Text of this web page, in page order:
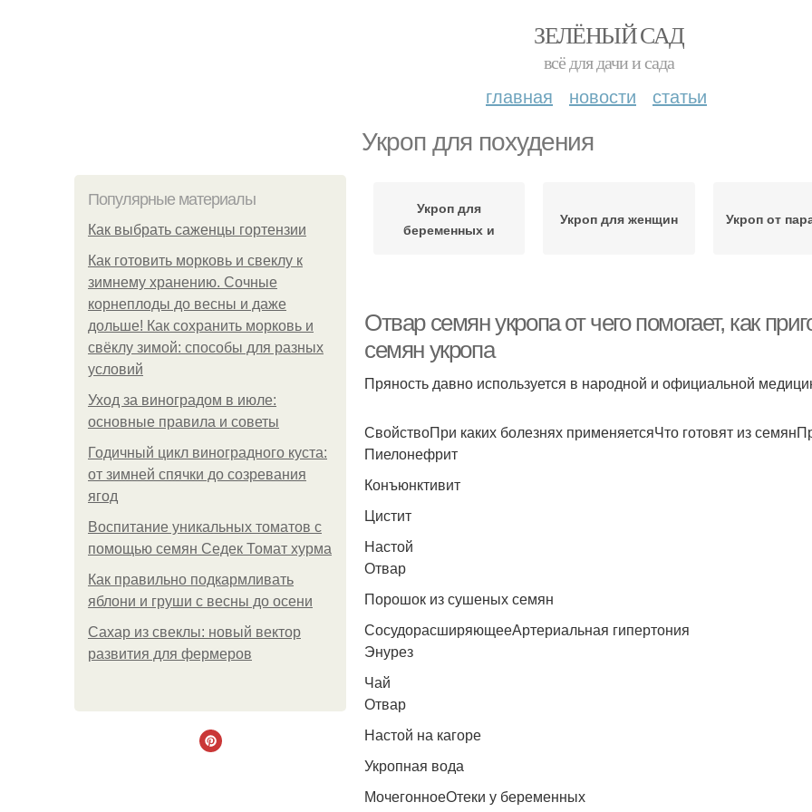
ЗЕЛЁНЫЙ САД
всё для дачи и сада
главная новости статьи
Укроп для похудения
Популярные материалы
Как выбрать саженцы гортензии
Как готовить морковь и свеклу к
зимнему хранению. Сочные
корнеплоды до весны и даже
дольше! Как сохранить морковь и
свёклу зимой: способы для разных
условий
Уход за виноградом в июле:
основные правила и советы
Годичный цикл виноградного куста:
от зимней спячки до созревания
ягод
Воспитание уникальных томатов с
помощью семян Седек Томат хурма
Как правильно подкармливать
яблони и груши с весны до осени
Сахар из свеклы: новый вектор
развития для фермеров
Укроп для
беременных и
Укроп для женщин Укроп от
Отвар семян укропа от чего помогает, как
семян укропа
Пряность давно используется в народной и официальной
СвойствоПри каких болезнях применяетсяЧто готовят из
Пиелонефрит
Конъюнктивит
Цистит
Настой
Отвар
Порошок из сушеных семян
СосудорасширяющееАртериальная гипертония
Энурез
Чай
Отвар
Настой на кагоре
Укропная вода
МочегонноеОтеки у беременных